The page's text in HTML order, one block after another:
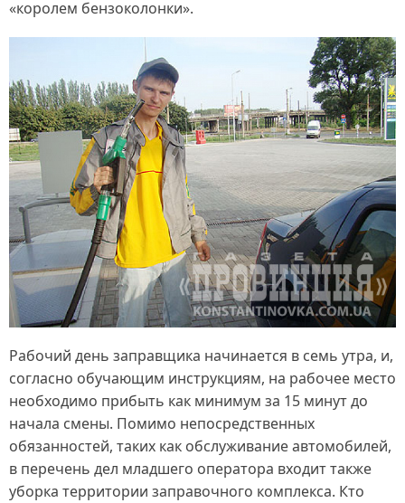
«королем бензоколонки».
Рабочий день заправщика начинается в семь утра, и,
согласно обучающим инструкциям, на рабочее место
необходимо прибыть как минимум за 15 минут до
начала смены. Помимо непосредственных
обязанностей, таких как обслуживание автомобилей,
в перечень дел младшего оператора входит также
уборка территории заправочного комплекса. Кто